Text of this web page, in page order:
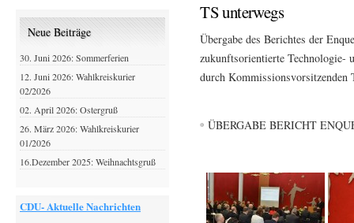
TS unterwegs
Übergabe des Berichtes der
zukunftsorientierte Technologie-
durch
ÜBERGABE BERICHT
Neue Beiträge
30. Juni 2026: Sommerferien
12. Juni 2026: Wahlkreiskurier
02/2026
02. April 2026: Ostergruß
26. März 2026: Wahlkreiskurier
01/2026
16.Dezember 2025: Weihnachtsgruß
CDU- Aktuelle Nachrichten